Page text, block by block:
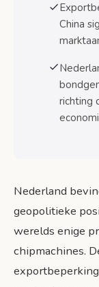
China
richting
Nederland
geopolitieke
werelds enige
chipmachines.